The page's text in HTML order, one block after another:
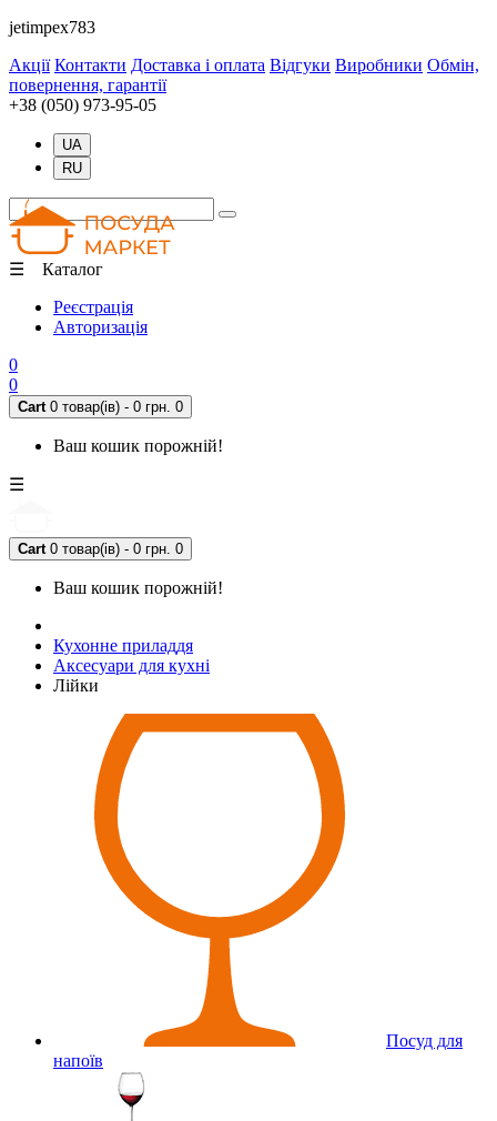
jetimpex783
Акції Контакти Доставка і оплата Відгуки Виробники Обмін,
повернення, гарантії
+38 (050) 973-95-05
UA
RU
☰ Каталог
Реєстрація
Авторизація
0
0
Cart 0 товар(ів) - 0 грн. 0
Ваш кошик порожній!
☰
Cart 0 товар(ів) - 0 грн. 0
Ваш кошик порожній!
Кухонне приладдя
Аксесуари для кухні
Лійки
Посуд для
напоїв